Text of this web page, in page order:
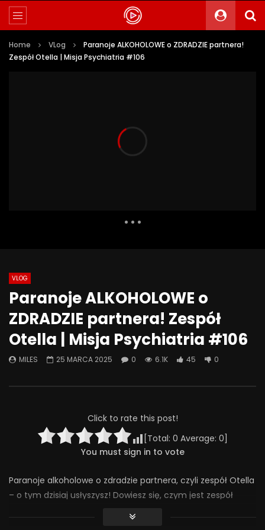
Home VLog
Paranoje ALKOHOLOWE o ZDRADZIE partnera!
Zespół Otella | Misja Psychiatria #106
Jak odstawić LEKI? Ostatnia wizyta
– kiedy przestać chodzić do
psychiatry? | Misja Psychiatria
#138
4 LISTOPADA 2025
Jak psychiatrzy i
SZKODZĄ
Psychiatria #133
30 WRZEŚNIA 2025
0
414
VLOG
Paranoje ALKOHOLOWE o
ZDRADZIE partnera! Zespół
Otella | Misja Psychiatria #106
MILES 25 MARCA 2025 0 6.1K 45 0
Click to rate this post!
[Total: 0 Average: 0]
You must sign in to vote
Paranoje alkoholowe o zdradzie partnera, czyli zespół Otella
– o tym dzisiaj usłyszysz! Dowiesz się, czym jest zespół